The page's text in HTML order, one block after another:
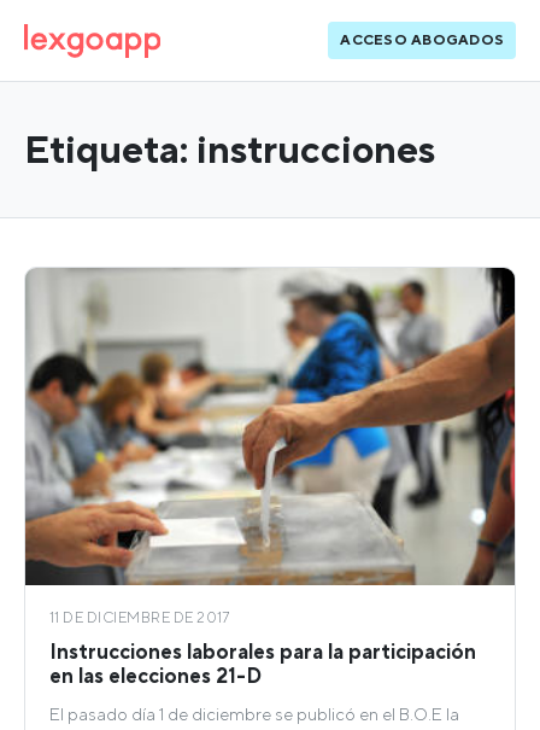
ACCESO ABOGADOS
Etiqueta: instrucciones
11 DE DICIEMBRE DE 2017
Instrucciones laborales para la participación
en las elecciones 21-D
El pasado día 1 de diciembre se publicó en el B.O.E la